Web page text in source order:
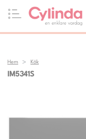
Hem Kök
IM5341S